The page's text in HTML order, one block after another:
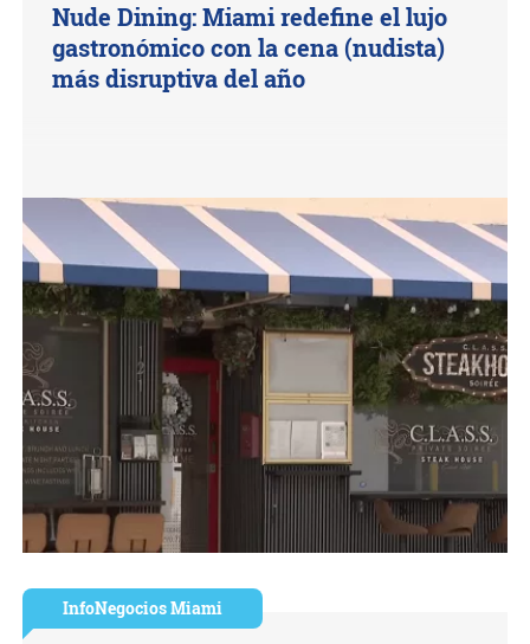
Nude Dining: Miami redefine el lujo
gastronómico con la cena (nudista)
más disruptiva del año
InfoNegocios Miami